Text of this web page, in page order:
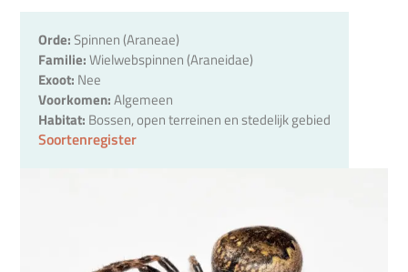
Orde:Spinnen (Araneae)
Familie:Wielwebspinnen (Araneidae)
Exoot: Nee
Voorkomen:Algemeen
Habitat: Bossen, open terreinen en stedelijk gebied
Soortenregister